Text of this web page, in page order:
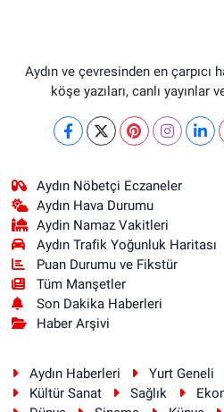
Aydın ve çevresinden en çarpıcı
köşe yazıları, canlı yayınlar
Aydın Nöbetçi Eczaneler
Aydın Hava Durumu
Aydin Namaz Vakitleri
Aydın Trafik Yoğunluk Haritası
Puan Durumu ve Fikstür
Tüm Manşetler
Son Dakika Haberleri
Haber Arşivi
Aydın Haberleri Yurt Geneli
Kültür Sanat
Sağlık